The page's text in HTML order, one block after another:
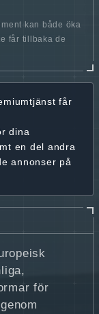
kan både öka
får tillbaka de
får
dina
en del andra
annonser på
för